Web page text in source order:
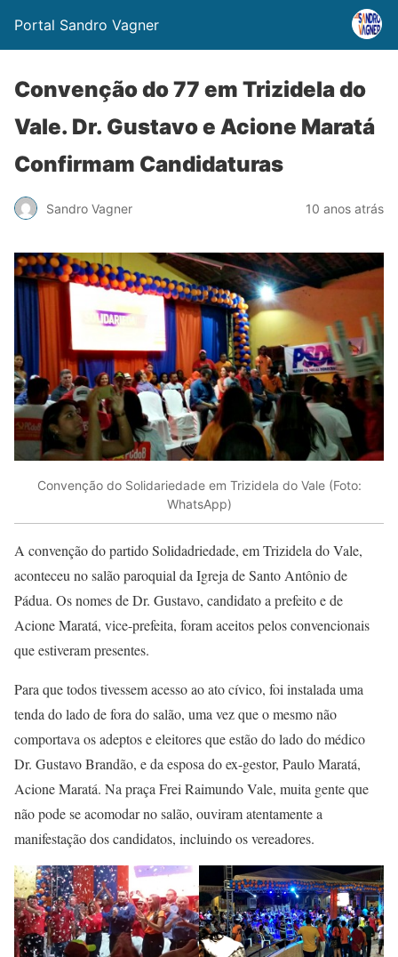
Portal Sandro Vagner
Convenção do 77 em Trizidela do
Vale. Dr. Gustavo e Acione Maratá
Confirmam Candidaturas
Sandro Vagner 10 anos atrás
Convenção do Solidariedade em Trizidela do Vale (Foto:
WhatsApp)
A convenção do partido Solidadriedade, em Trizidela do Vale,
aconteceu no salão paroquial da Igreja de Santo Antônio de
Pádua. Os nomes de Dr. Gustavo, candidato a prefeito e de
Acione Maratá, vice-prefeita, foram aceitos pelos convencionais
que estiveram presentes.
Para que todos tivessem acesso ao ato cívico, foi instalada uma
tenda do lado de fora do salão, uma vez que o mesmo não
comportava os adeptos e eleitores que estão do lado do médico
Dr. Gustavo Brandão, e da esposa do ex-gestor, Paulo Maratá,
Acione Maratá. Na praça Frei Raimundo Vale, muita gente que
não pode se acomodar no salão, ouviram atentamente a
manifestação dos candidatos, incluindo os vereadores.